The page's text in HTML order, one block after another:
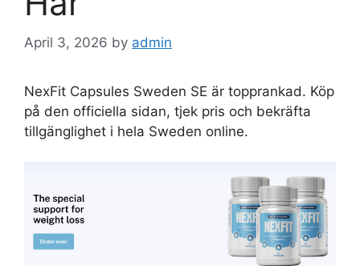
April 3, 2026 by admin
NexFit Capsules Sweden SE är topprankad. Köp
på den officiella sidan, tjek pris och bekräfta
tillgänglighet i hela Sweden online.